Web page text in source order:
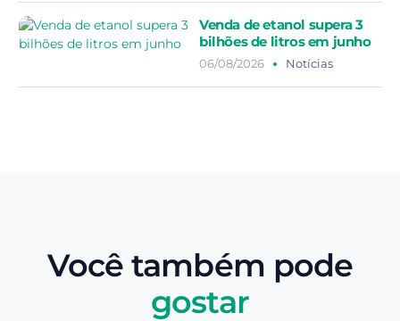
Venda de etanol supera 3
bilhões de litros em junho
06/08/2026 Notícias
Você também pode
gostar